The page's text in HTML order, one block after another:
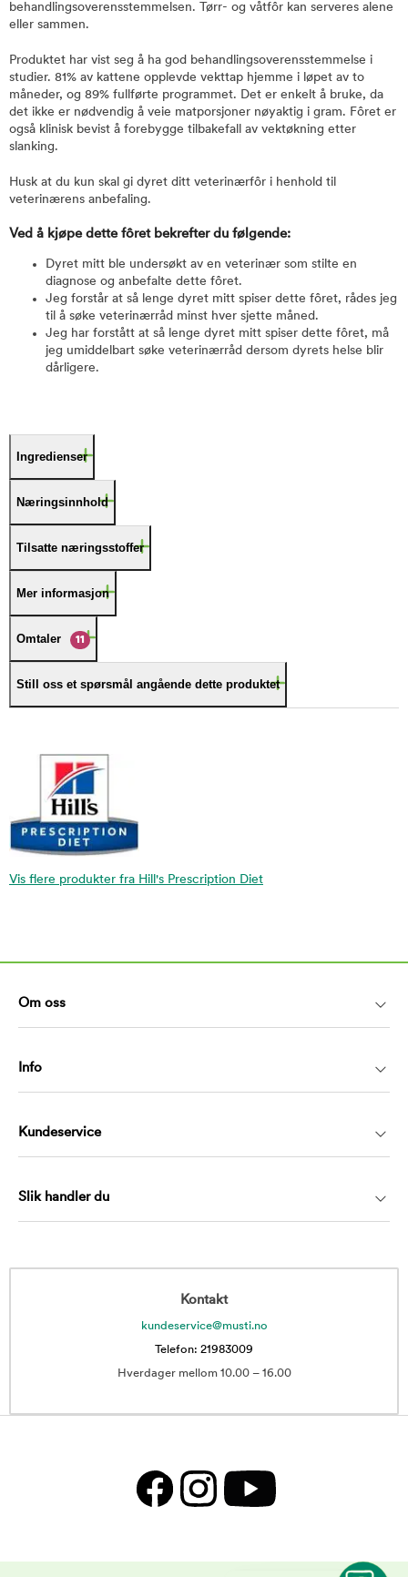
behandlingsoverensstemmelsen. Tørr- og våtfôr kan serveres alene
eller sammen.
Produktet har vist seg å ha god behandlingsoverensstemmelse i
studier. 81% av kattene opplevde vekttap hjemme i løpet av to
måneder, og 89% fullførte programmet. Det er enkelt å bruke, da
det ikke er nødvendig å veie matporsjoner nøyaktig i gram. Fôret er
også klinisk bevist å forebygge tilbakefall av vektøkning etter
slanking.
Husk at du kun skal gi dyret ditt veterinærfôr i henhold til
veterinærens anbefaling.
Ved å kjøpe dette fôret bekrefter du følgende:
Dyret mitt ble undersøkt av en veterinær som stilte en
diagnose og anbefalte dette fôret.
Jeg forstår at så lenge dyret mitt spiser dette fôret, rådes jeg
til å søke veterinærråd minst hver sjette måned.
Jeg har forstått at så lenge dyret mitt spiser dette fôret, må
jeg umiddelbart søke veterinærråd dersom dyrets helse blir
dårligere.
Ingredienser
Næringsinnhold
Tilsatte næringsstoffer
Mer informasjon
Omtaler 11
Still oss et spørsmål angående dette produktet
Vis flere produkter fra Hill's Prescription Diet
Om oss
Info
Kundeservice
Slik handler du
Kontakt
kundeservice@musti.no
Telefon: 21983009
Hverdager mellom 10.00 – 16.00